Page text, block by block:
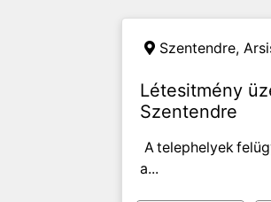
Szentendre,
Létesitmény
Szentendre
A telephelyek
a...